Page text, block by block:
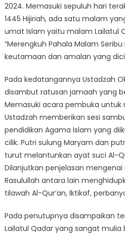
2024. Memasuki sepuluh hari
1445 Hijiriah, ada satu malam
umat Islam yaitu malam Lailatul
“Merengkuh Pahala Malam
keutamaan dan amalan yang
Pada kedatangannya Ustadzah
disambut ratusan jamaah yang
Memasuki acara pembuka
Ustadzah memberikan sesi
pendidikan Agama Islam yang
cilik. Putri sulung Maryam dan
turut melantunkan ayat suci Al-
Dilanjutkan penjelasan
Rasulullah antara lain
tilawah Al-Qur’an, Iktikaf,
Pada penutupnya disampaikan
Lailatul Qadar yang sangat mulia